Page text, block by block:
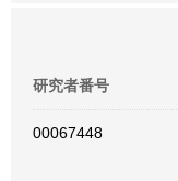
研究者番号
00067448